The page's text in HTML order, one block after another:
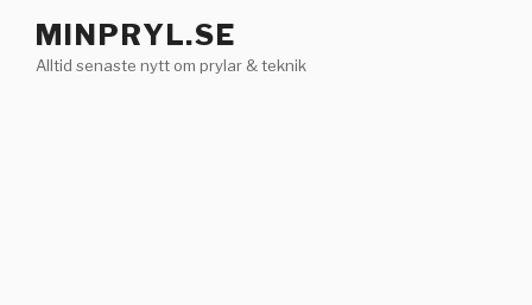
innehåll
MINPRYL.SE
Alltid senaste nytt om prylar & teknik